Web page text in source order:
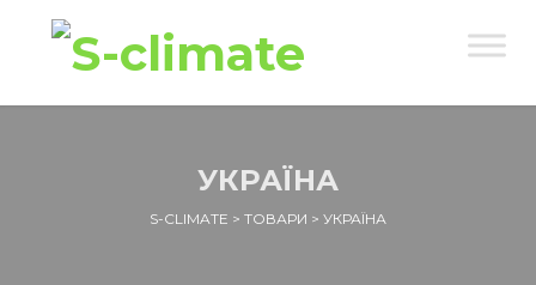
УКРАЇНА
S-CLIMATE > ТОВАРИ > УКРАЇНА